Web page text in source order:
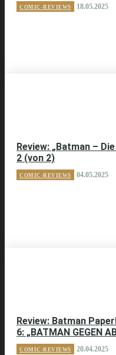
COMIC-REVIEWS 18.05.2025
Review: „Batman –
2 (von 2)
COMIC-REVIEWS 04.05.2025
Review: Batman
6: „BATMAN GEGEN
COMIC-REVIEWS 20.04.2025